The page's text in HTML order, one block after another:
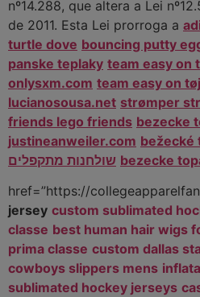
nº14.288, que altera a Lei
de 2011. Esta Lei prorroga a
turtle dove bouncing putty
panske teplaky team easy on
onlysxm.com team easy on
lucianosousa.net strømper
friends lego friends bezecke
justineanweiler.com bežecké
שולחנות מתקפלים bezecke
href=”https://
jersey custom sublimated
classe best human hair wigs
prima classe custom dallas
cowboys slippers mens
sublimated hockey jerseys